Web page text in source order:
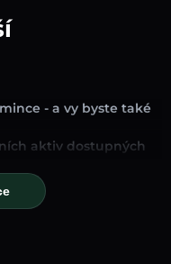
- a vy byste také
aktiv dostupných
altcoiny nebo
na jednom